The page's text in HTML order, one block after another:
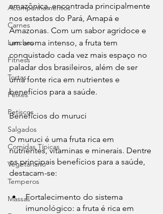
Acompanhamentos
Carnes
Lanches
Fitness
Tortas
Peixes
Petiscos
Salgados
Comidas Típicas
Vegetariano
Temperos
Massas
amazônica, encontrada principalmente
nos estados do Pará, Amapá e
Amazonas. Com um sabor agridoce e
um aroma intenso, a fruta tem
conquistado cada vez mais espaço no
paladar dos brasileiros, além de ser
uma fonte rica em nutrientes e
benefícios para a saúde.
Benefícios do muruci
O muruci é uma fruta rica em
nutrientes, vitaminas e minerais. Dentre
os principais benefícios para a saúde,
destacam-se:
Fortalecimento do sistema
imunológico: a fruta é rica em